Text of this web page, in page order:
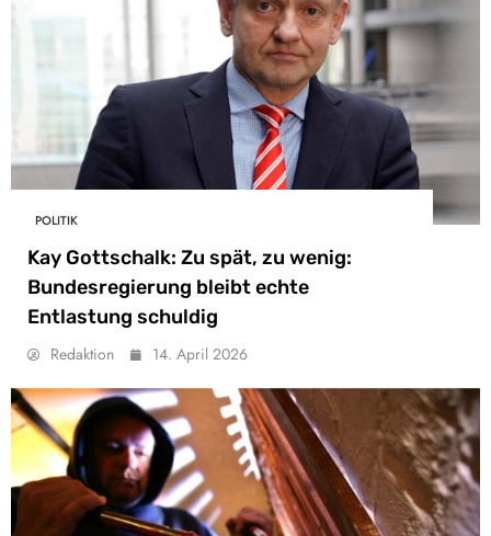
POLITIK
Kay Gottschalk: Zu spät, zu wenig:
Bundesregierung bleibt echte
Entlastung schuldig
Redaktion 14. April 2026